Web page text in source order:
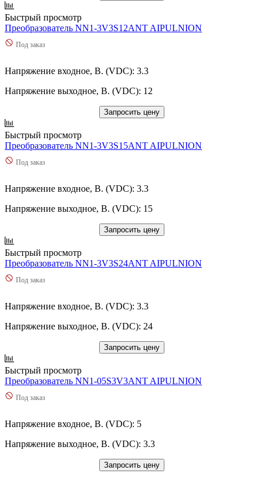
Быстрый просмотр
Преобразователь NN1-3V3S12ANT AIPULNION
Под заказ
Напряжение входное, В. (VDC): 3.3
Напряжение выходное, В. (VDC): 12
Запросить цену
Быстрый просмотр
Преобразователь NN1-3V3S15ANT AIPULNION
Под заказ
Напряжение входное, В. (VDC): 3.3
Напряжение выходное, В. (VDC): 15
Запросить цену
Быстрый просмотр
Преобразователь NN1-3V3S24ANT AIPULNION
Под заказ
Напряжение входное, В. (VDC): 3.3
Напряжение выходное, В. (VDC): 24
Запросить цену
Быстрый просмотр
Преобразователь NN1-05S3V3ANT AIPULNION
Под заказ
Напряжение входное, В. (VDC): 5
Напряжение выходное, В. (VDC): 3.3
Запросить цену